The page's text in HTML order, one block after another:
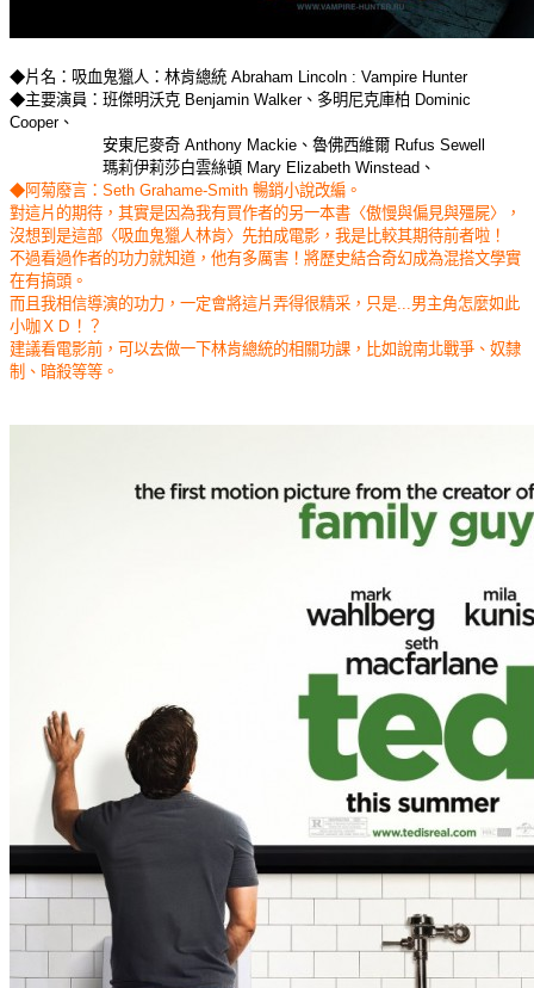
◆片名：吸血鬼獵人：林肯總統 Abraham Lincoln : Vampire Hunter
◆主要演員：班傑明沃克 Benjamin Walker、多明尼克庫柏 Dominic
Cooper、
安東尼麥奇 Anthony Mackie、魯佛西維爾 Rufus Sewell
瑪莉伊莉莎白雲絲頓 Mary Elizabeth Winstead、
◆阿菊廢言：Seth Grahame-Smith 暢銷小說改編。
對這片的期待，其實是因為我有買作者的另一本書〈傲慢與偏見與殭屍〉，
沒想到是這部〈吸血鬼獵人林肯〉先拍成電影，我是比較其期待前者啦！
不過看過作者的功力就知道，他有多厲害！將歷史結合奇幻成為混搭文學實
在有搞頭。
而且我相信導演的功力，一定會將這片弄得很精采，只是...男主角怎麼如此
小咖ＸＤ！？
建議看電影前，可以去做一下林肯總統的相關功課，比如說南北戰爭、奴隸
制、暗殺等等。